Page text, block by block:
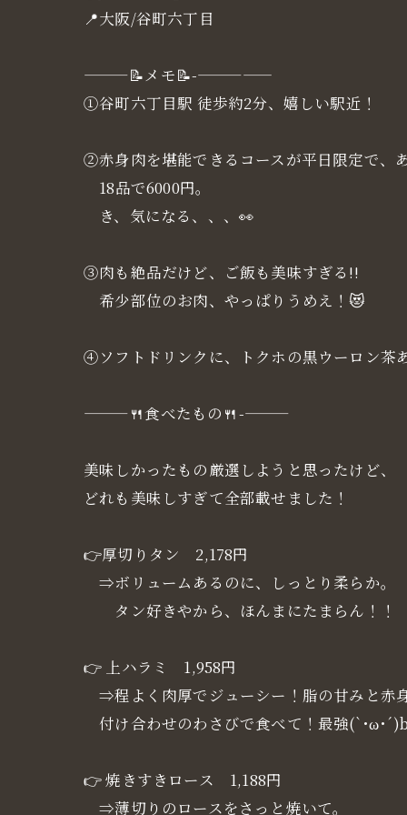
📍大阪/谷町六丁目
———📝メモ📝-—————
①谷町六丁目駅 徒歩約2分、嬉しい駅近！
②赤身肉を堪能できるコースが平日限定で、あ
18品で6000円。
き、気になる、、、👀
③肉も絶品だけど、ご飯も美味すぎる!!
希少部位のお肉、やっぱりうめえ！😻
④ソフトドリンクに、トクホの黒ウーロン茶
———🍴食べたもの🍴-———
美味しかったもの厳選しようと思ったけど、
どれも美味しすぎて全部載せました！
👉厚切りタン 2,178円
⇒ボリュームあるのに、しっとり柔らか。
タン好きやから、ほんまにたまらん！！
👉 上ハラミ 1,958円
⇒程よく肉厚でジューシー！脂の甘みと赤身
付け合わせのわさびで食べて！最強(`･ω･
👉 焼きすきロース 1,188円
⇒薄切りのロースをさっと焼いて。